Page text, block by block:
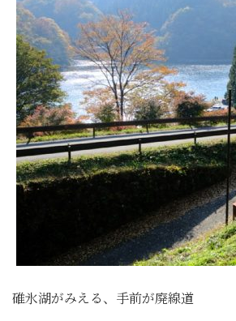
碓氷湖がみえる、手前が廃線道